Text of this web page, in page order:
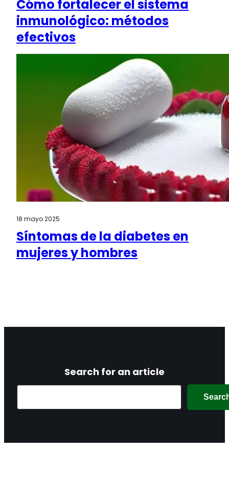
Cómo fortalecer el sistema
inmunológico: métodos
efectivos
18 mayo 2025
Síntomas de la diabetes en
mujeres y hombres
Search for an article